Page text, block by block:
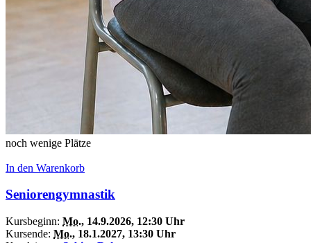
noch wenige Plätze
In den Warenkorb
Seniorengymnastik
Kursbeginn: Mo., 14.9.2026, 12:30 Uhr
Kursende: Mo., 18.1.2027, 13:30 Uhr